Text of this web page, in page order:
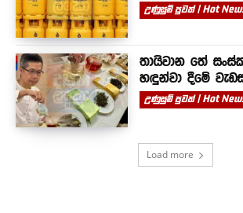
උණුසුම් පුවත් | Hot
තායිවාන තේ
හඳුන්වා දීමේ
උණුසුම් පුවත් | Hot
Load more